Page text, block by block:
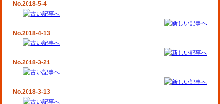
No.2018-5-4
No.2018-4-13
No.2018-3-21
No.2018-3-13